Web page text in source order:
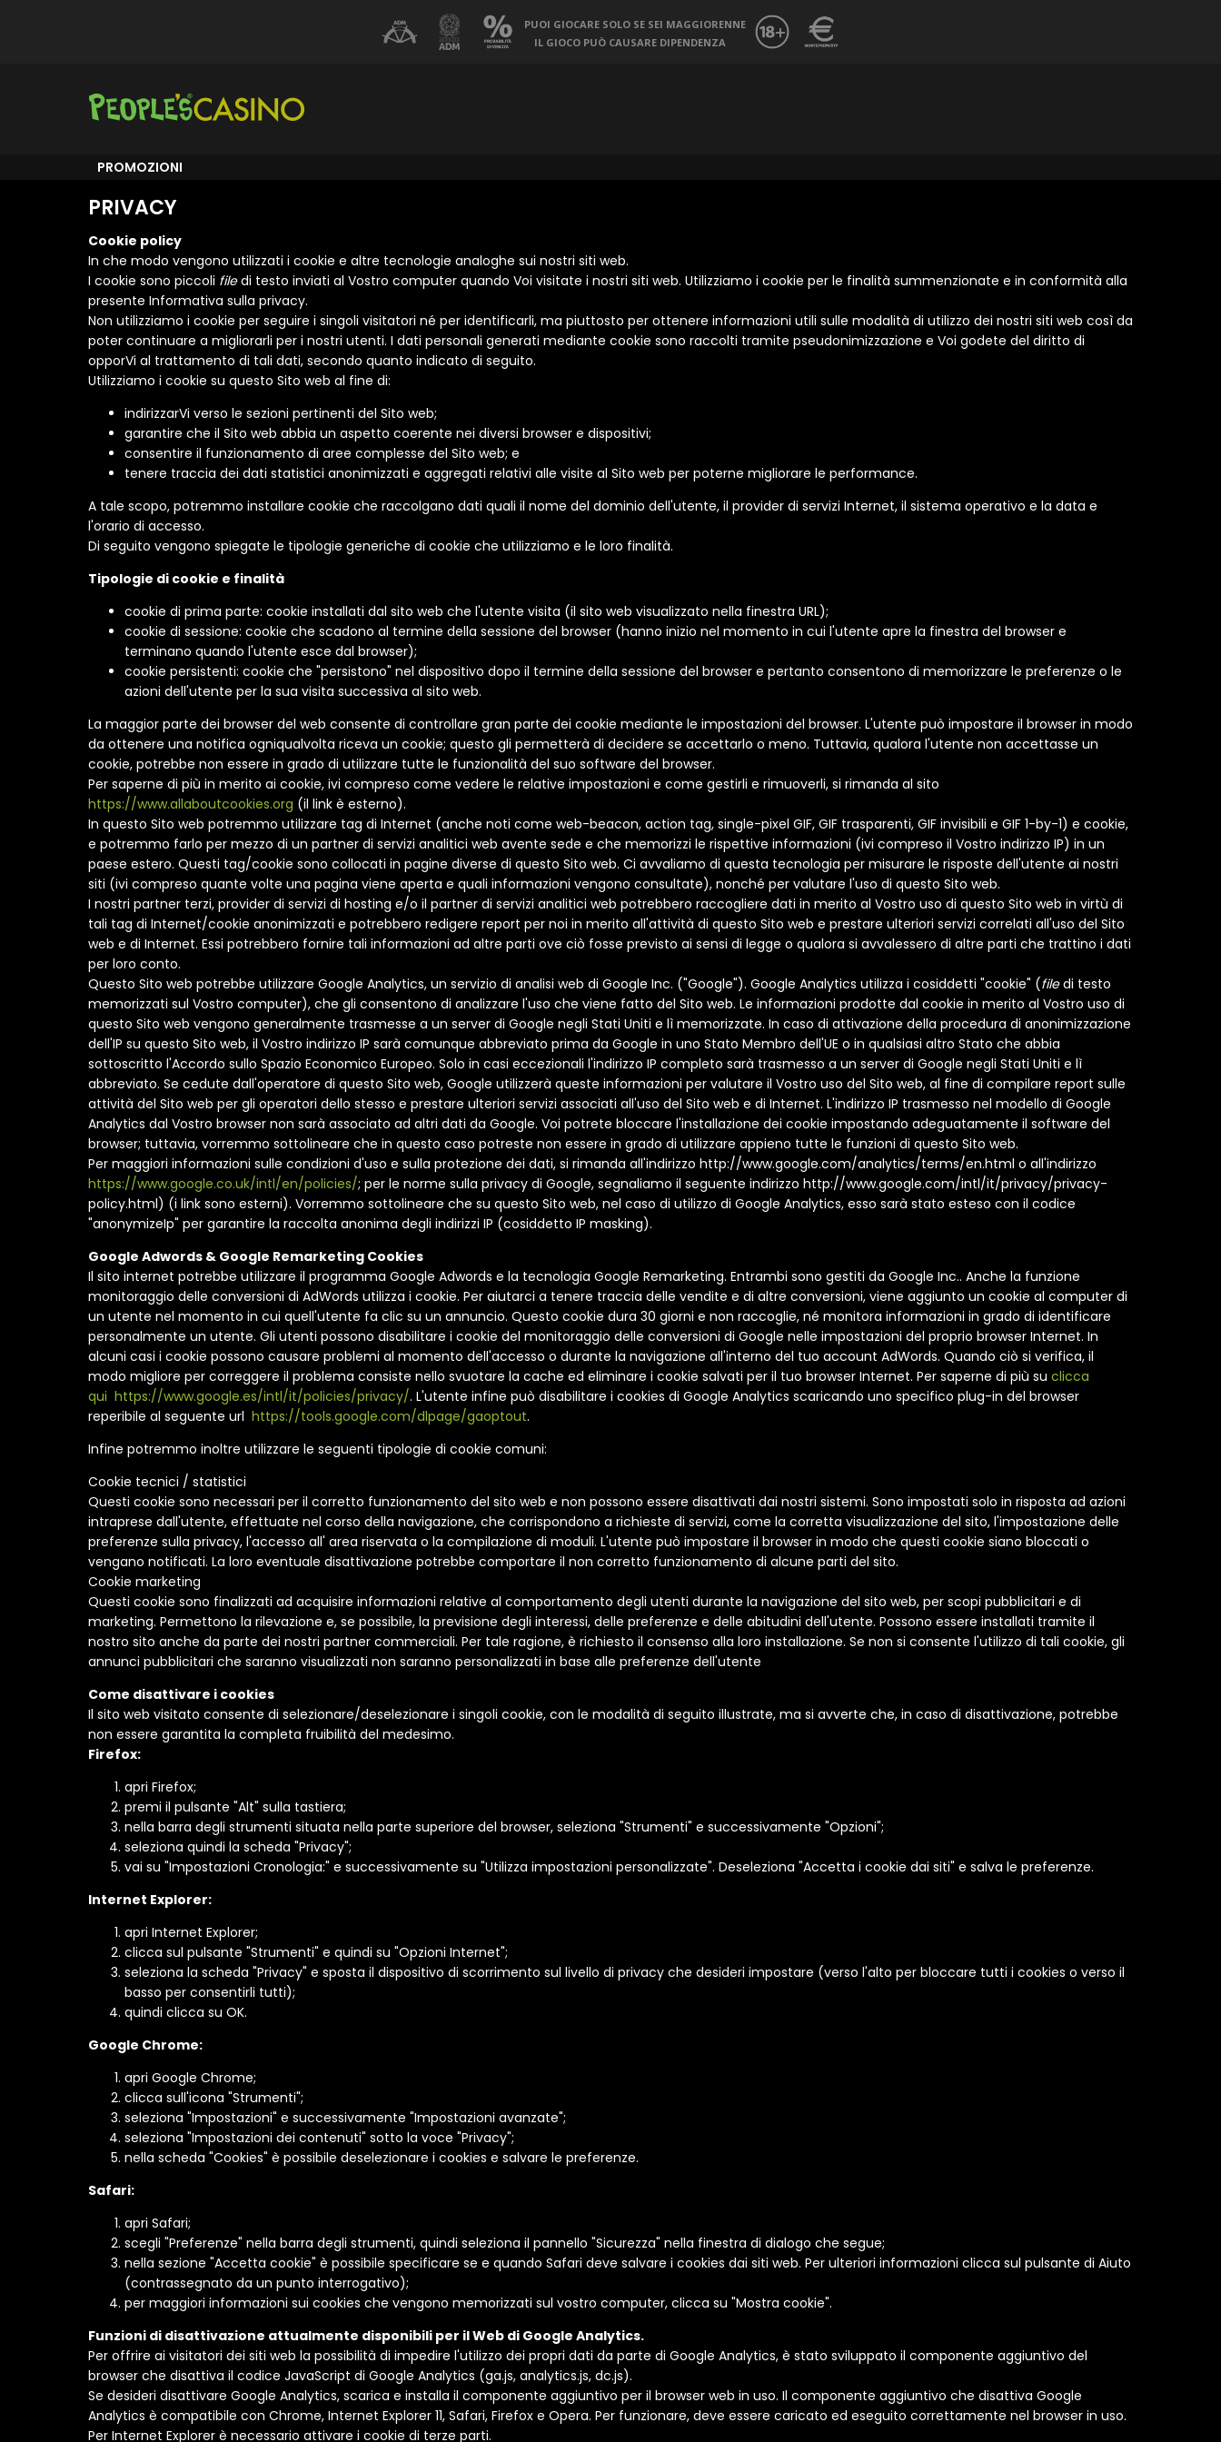
PUOI GIOCARE SOLO SE SEI MAGGIORENNE
IL GIOCO PUÒ CAUSARE DIPENDENZA
PROMOZIONI
PRIVACY
Cookie policy
In che modo vengono utilizzati i cookie e altre tecnologie analoghe sui nostri siti web.
I cookie sono piccoli filedi testo inviati al Vostro computer quando Voi visitate i nostri siti web. Utilizziamo i cookie per le finalità summenzionate e in conformità alla
presente Informativa sulla privacy.
Non utilizziamo i cookie per seguire i singoli visitatori né per identificarli, ma piuttosto per ottenere informazioni utili sulle modalità di utilizzo dei nostri siti web così da
poter continuare a migliorarli per i nostri utenti. I dati personali generati mediante cookie sono raccolti tramite pseudonimizzazione e Voi godete del diritto di
opporVi al trattamento di tali dati, secondo quanto indicato di seguito.
Utilizziamo i cookie su questo Sito web al fine di:
indirizzarVi verso le sezioni pertinenti del Sito web;
garantire che il Sito web abbia un aspetto coerente nei diversi browser e dispositivi;
consentire il funzionamento di aree complesse del Sito web; e
tenere traccia dei dati statistici anonimizzati e aggregati relativi alle visite al Sito web per poterne migliorare le performance.
A tale scopo, potremmo installare cookie che raccolgano dati quali il nome del dominio dell'utente, il provider di servizi Internet, il sistema operativo e la data e
l'orario di accesso.
Di seguito vengono spiegate le tipologie generiche di cookie che utilizziamo e le loro finalità.
Tipologie di cookie e finalità
cookie di prima parte: cookie installati dal sito web che l'utente visita (il sito web visualizzato nella finestra URL);
cookie di sessione: cookie che scadono al termine della sessione del browser (hanno inizio nel momento in cui l'utente apre la finestra del browser e
terminano quando l'utente esce dal browser);
cookie persistenti: cookie che "persistono" nel dispositivo dopo il termine della sessione del browser e pertanto consentono di memorizzare le preferenze o le
azioni dell'utente per la sua visita successiva al sito web.
La maggior parte dei browser del web consente di controllare gran parte dei cookie mediante le impostazioni del browser. L'utente può impostare il browser in modo
da ottenere una notifica ogniqualvolta riceva un cookie; questo gli permetterà di decidere se accettarlo o meno. Tuttavia, qualora l'utente non accettasse un
cookie, potrebbe non essere in grado di utilizzare tutte le funzionalità del suo software del browser.
Per saperne di più in merito ai cookie, ivi compreso come vedere le relative impostazioni e come gestirli e rimuoverli, si rimanda al sito
https://www.allaboutcookies.org (il link è esterno).
In questo Sito web potremmo utilizzare tag di Internet (anche noti come web-beacon, action tag, single-pixel GIF, GIF trasparenti, GIF invisibili e GIF 1-by-1) e cookie,
e potremmo farlo per mezzo di un partner di servizi analitici web avente sede e che memorizzi le rispettive informazioni (ivi compreso il Vostro indirizzo IP) in un
paese estero. Questi tag/cookie sono collocati in pagine diverse di questo Sito web. Ci avvaliamo di questa tecnologia per misurare le risposte dell'utente ai nostri
siti (ivi compreso quante volte una pagina viene aperta e quali informazioni vengono consultate), nonché per valutare l'uso di questo Sito web.
I nostri partner terzi, provider di servizi di hosting e/o il partner di servizi analitici web potrebbero raccogliere dati in merito al Vostro uso di questo Sito web in virtù di
tali tag di Internet/cookie anonimizzati e potrebbero redigere report per noi in merito all'attività di questo Sito web e prestare ulteriori servizi correlati all'uso del Sito
web e di Internet. Essi potrebbero fornire tali informazioni ad altre parti ove ciò fosse previsto ai sensi di legge o qualora si avvalessero di altre parti che trattino i dati
per loro conto.
Questo Sito web potrebbe utilizzare Google Analytics, un servizio di analisi web di Google Inc. ("Google"). Google Analytics utilizza i cosiddetti "cookie" (filedi testo
memorizzati sul Vostro computer), che gli consentono di analizzare l'uso che viene fatto del Sito web. Le informazioni prodotte dal cookie in merito al Vostro uso di
questo Sito web vengono generalmente trasmesse a un server di Google negli Stati Uniti e lì memorizzate. In caso di attivazione della procedura di anonimizzazione
dell'IP su questo Sito web, il Vostro indirizzo IP sarà comunque abbreviato prima da Google in uno Stato Membro dell'UE o in qualsiasi altro Stato che abbia
sottoscritto l'Accordo sullo Spazio Economico Europeo. Solo in casi eccezionali l'indirizzo IP completo sarà trasmesso a un server di Google negli Stati Uniti e lì
abbreviato. Se cedute dall'operatore di questo Sito web, Google utilizzerà queste informazioni per valutare il Vostro uso del Sito web, al fine di compilare report sulle
attività del Sito web per gli operatori dello stesso e prestare ulteriori servizi associati all'uso del Sito web e di Internet. L'indirizzo IP trasmesso nel modello di Google
Analytics dal Vostro browser non sarà associato ad altri dati da Google. Voi potrete bloccare l'installazione dei cookie impostando adeguatamente il software del
browser; tuttavia, vorremmo sottolineare che in questo caso potreste non essere in grado di utilizzare appieno tutte le funzioni di questo Sito web.
Per maggiori informazioni sulle condizioni d'uso e sulla protezione dei dati, si rimanda all'indirizzo http://www.google.com/analytics/terms/en.html o all'indirizzo
https://www.google.co.uk/intl/en/policies/; per le norme sulla privacy di Google, segnaliamo il seguente indirizzo http://www.google.com/intl/it/privacy/privacy-
policy.html) (i link sono esterni). Vorremmo sottolineare che su questo Sito web, nel caso di utilizzo di Google Analytics, esso sarà stato esteso con il codice
"anonymizeIp" per garantire la raccolta anonima degli indirizzi IP (cosiddetto IP masking).
Google Adwords & Google Remarketing Cookies
Il sito internet potrebbe utilizzare il programma Google Adwords e la tecnologia Google Remarketing. Entrambi sono gestiti da Google Inc.. Anche la funzione
monitoraggio delle conversioni di AdWords utilizza i cookie. Per aiutarci a tenere traccia delle vendite e di altre conversioni, viene aggiunto un cookie al computer di
un utente nel momento in cui quell'utente fa clic su un annuncio. Questo cookie dura 30 giorni e non raccoglie, né monitora informazioni in grado di identificare
personalmente un utente. Gli utenti possono disabilitare i cookie del monitoraggio delle conversioni di Google nelle impostazioni del proprio browser Internet. In
alcuni casi i cookie possono causare problemi al momento dell'accesso o durante la navigazione all'interno del tuo account AdWords. Quando ciò si verifica, il
modo migliore per correggere il problema consiste nello svuotare la cache ed eliminare i cookie salvati per il tuo browser Internet. Per saperne di più su clicca
qui https://www.google.es/intl/it/policies/privacy/. L'utente infine può disabilitare i cookies di Google Analytics scaricando uno specifico plug-in del browser
reperibile al seguente url https://tools.google.com/dlpage/gaoptout.
Infine potremmo inoltre utilizzare le seguenti tipologie di cookie comuni:
Cookie tecnici / statistici
Questi cookie sono necessari per il corretto funzionamento del sito web e non possono essere disattivati dai nostri sistemi. Sono impostati solo in risposta ad azioni
intraprese dall'utente, effettuate nel corso della navigazione, che corrispondono a richieste di servizi, come la corretta visualizzazione del sito, l'impostazione delle
preferenze sulla privacy, l'accesso all' area riservata o la compilazione di moduli. L'utente può impostare il browser in modo che questi cookie siano bloccati o
vengano notificati. La loro eventuale disattivazione potrebbe comportare il non corretto funzionamento di alcune parti del sito.
Cookie marketing
Questi cookie sono finalizzati ad acquisire informazioni relative al comportamento degli utenti durante la navigazione del sito web, per scopi pubblicitari e di
marketing. Permettono la rilevazione e, se possibile, la previsione degli interessi, delle preferenze e delle abitudini dell'utente. Possono essere installati tramite il
nostro sito anche da parte dei nostri partner commerciali. Per tale ragione, è richiesto il consenso alla loro installazione. Se non si consente l'utilizzo di tali cookie, gli
annunci pubblicitari che saranno visualizzati non saranno personalizzati in base alle preferenze dell'utente
Come disattivare i cookies
Il sito web visitato consente di selezionare/deselezionare i singoli cookie, con le modalità di seguito illustrate, ma si avverte che, in caso di disattivazione, potrebbe
non essere garantita la completa fruibilità del medesimo.
Firefox:
apri Firefox;
premi il pulsante "Alt" sulla tastiera;
nella barra degli strumenti situata nella parte superiore del browser, seleziona "Strumenti" e successivamente "Opzioni";
seleziona quindi la scheda "Privacy";
vai su "Impostazioni Cronologia:" e successivamente su "Utilizza impostazioni personalizzate". Deseleziona "Accetta i cookie dai siti" e salva le preferenze.
Internet Explorer:
apri Internet Explorer;
clicca sul pulsante "Strumenti" e quindi su "Opzioni Internet";
seleziona la scheda "Privacy" e sposta il dispositivo di scorrimento sul livello di privacy che desideri impostare (verso l'alto per bloccare tutti i cookies o verso il
basso per consentirli tutti);
quindi clicca su OK.
Google Chrome:
apri Google Chrome;
clicca sull'icona "Strumenti";
seleziona "Impostazioni" e successivamente "Impostazioni avanzate";
seleziona "Impostazioni dei contenuti" sotto la voce "Privacy";
nella scheda "Cookies" è possibile deselezionare i cookies e salvare le preferenze.
Safari:
apri Safari;
scegli "Preferenze" nella barra degli strumenti, quindi seleziona il pannello "Sicurezza" nella finestra di dialogo che segue;
nella sezione "Accetta cookie" è possibile specificare se e quando Safari deve salvare i cookies dai siti web. Per ulteriori informazioni clicca sul pulsante di Aiuto
(contrassegnato da un punto interrogativo);
per maggiori informazioni sui cookies che vengono memorizzati sul vostro computer, clicca su "Mostra cookie".
Funzioni di disattivazione attualmente disponibili per il Web di Google Analytics.
Per offrire ai visitatori dei siti web la possibilità di impedire l'utilizzo dei propri dati da parte di Google Analytics, è stato sviluppato il componente aggiuntivo del
browser che disattiva il codice JavaScript di Google Analytics (ga.js, analytics.js, dc.js).
Se desideri disattivare Google Analytics, scarica e installa il componente aggiuntivo per il browser web in uso. Il componente aggiuntivo che disattiva Google
Analytics è compatibile con Chrome, Internet Explorer 11, Safari, Firefox e Opera. Per funzionare, deve essere caricato ed eseguito correttamente nel browser in uso.
Per Internet Explorer è necessario attivare i cookie di terze parti.